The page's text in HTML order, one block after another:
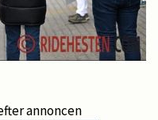
annoncen